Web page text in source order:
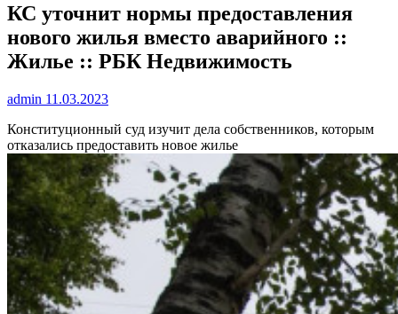
КС уточнит нормы предоставления
нового жилья вместо аварийного ::
Жилье :: РБК Недвижимость
admin 11.03.2023
Конституционный суд изучит дела собственников, которым
отказались предоставить новое жилье